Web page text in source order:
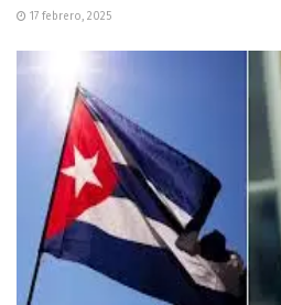
17 febrero, 2025